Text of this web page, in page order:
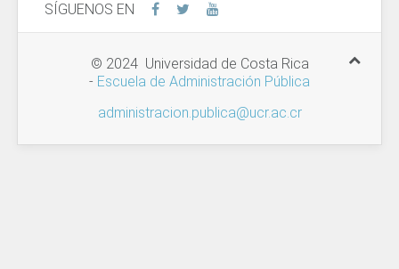
SÍGUENOS EN
© 2024 Universidad de Costa Rica
- Escuela de Administración Pública
administracion.publica@ucr.ac.cr